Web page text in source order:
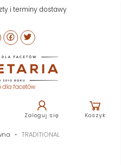
i kontakt
dla facetów
Zaloguj się Koszyk
TRADITIONAL